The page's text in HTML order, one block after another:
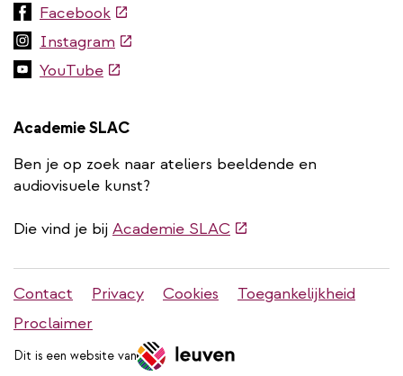
Facebook(externe
link)
Instagram (externe
link)
YouTube(externe
Academie SLAC
Ben je op zoek naar ateliers beeldende en
audiovisuele kunst?
Die vind je bij Academie SLAC(externe
Stadleuven
footer
menu
Contact Privacy Cookies
Toegankelijkheid
Proclaimer
Dit is een website van